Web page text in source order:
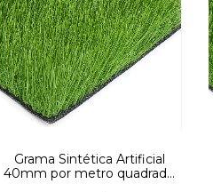
Grama Sintética Artificial
40mm por metro quadrado